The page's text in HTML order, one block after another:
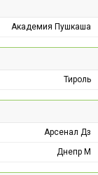
Академия Пушкаша
Тироль
Арсенал Дз
Днепр М